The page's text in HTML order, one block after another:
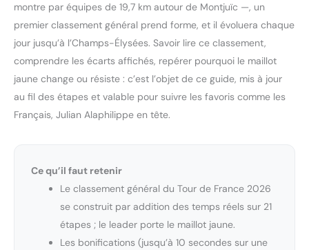
montre par équipes de 19,7 km autour de Montjuïc —, un
premier classement général prend forme, et il évoluera chaque
jour jusqu’à l’Champs-Élysées. Savoir lire ce classement,
comprendre les écarts affichés, repérer pourquoi le maillot
jaune change ou résiste : c’est l’objet de ce guide, mis à jour
au fil des étapes et valable pour suivre les favoris comme les
Français, Julian Alaphilippe en tête.
Ce qu’il faut retenir
Le classement général du Tour de France 2026
se construit par addition des temps réels sur 21
étapes ; le leader porte le maillot jaune.
Les bonifications (jusqu’à 10 secondes sur une